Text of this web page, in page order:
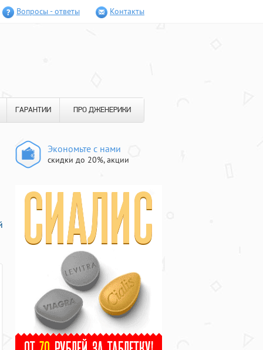
Вопросы - ответы Контакты
ГАРАНТИИ ПРО ДЖЕНЕРИКИ
Экономьте с нами
скидки до 20%, акции